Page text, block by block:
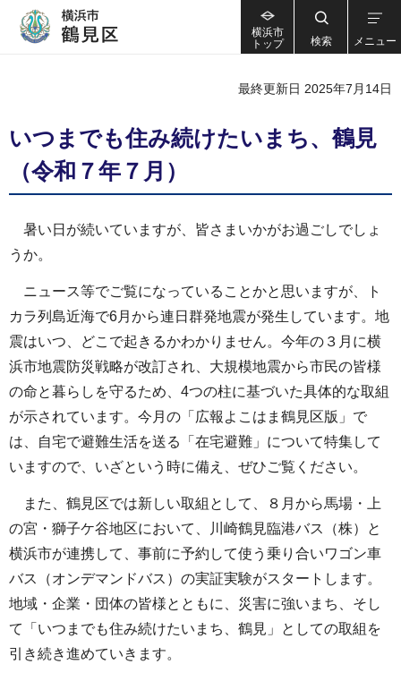
横浜市
トップ
検索 メニュー
最終更新日 2025年7月14日
いつまでも住み続けたいまち、鶴見
（令和７年７月）
暑い日が続いていますが、皆さまいかがお過ごしでしょ
うか。
ニュース等でご覧になっていることかと思いますが、ト
カラ列島近海で6月から連日群発地震が発生しています。地
震はいつ、どこで起きるかわかりません。今年の３月に横
浜市地震防災戦略が改訂され、大規模地震から市民の皆様
の命と暮らしを守るため、4つの柱に基づいた具体的な取組
が示されています。今月の「広報よこはま鶴見区版」で
は、自宅で避難生活を送る「在宅避難」について特集して
いますので、いざという時に備え、ぜひご覧ください。
また、鶴見区では新しい取組として、８月から馬場・上
の宮・獅子ケ谷地区において、川崎鶴見臨港バス（株）と
横浜市が連携して、事前に予約して使う乗り合いワゴン車
バス（オンデマンドバス）の実証実験がスタートします。
地域・企業・団体の皆様とともに、災害に強いまち、そし
て「いつまでも住み続けたいまち、鶴見」としての取組を
引き続き進めていきます。